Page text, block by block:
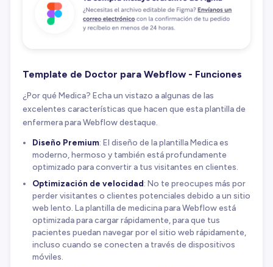
Template de Doctor para Webflow - Funciones
¿Por qué Medica? Echa un vistazo a algunas de las
excelentes características que hacen que esta plantilla de
enfermera para Webflow destaque.
Diseño Premium: El diseño de la plantilla Medica es
moderno, hermoso y también está profundamente
optimizado para convertir a tus visitantes en clientes.
Optimización de velocidad: No te preocupes más por
perder visitantes o clientes potenciales debido a un sitio
web lento. La plantilla de medicina para Webflow está
optimizada para cargar rápidamente, para que tus
pacientes puedan navegar por el sitio web rápidamente,
incluso cuando se conecten a través de dispositivos
móviles.